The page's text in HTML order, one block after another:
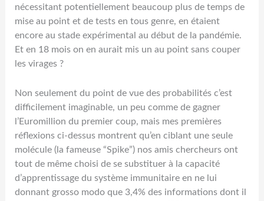
nécessitant potentiellement beaucoup plus de temps de
mise au point et de tests en tous genre, en étaient
encore au stade expérimental au début de la pandémie.
Et en 18 mois on en aurait mis un au point sans couper
les virages ?
Non seulement du point de vue des probabilités c’est
difficilement imaginable, un peu comme de gagner
l’Euromillion du premier coup, mais mes premières
réflexions ci-dessus montrent qu’en ciblant une seule
molécule (la fameuse “Spike”) nos amis chercheurs ont
tout de même choisi de se substituer à la capacité
d’apprentissage du système immunitaire en ne lui
donnant grosso modo que 3,4% des informations dont il